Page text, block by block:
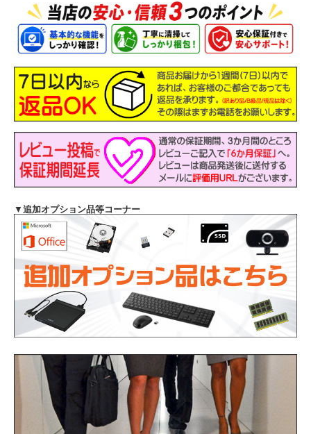
主なスペック
機種 NEC VersaPro タイプVE VKL21/E【訳】
液晶 15.6インチ HD 解像度1366x768
OS Windows11-Pro 64Bit
CPU
Intel Core i3-8145U プロセッサー 周波数
2.10GHz(第8世代)
メモリ 8GB（8192MB）
ストレージ SSD256GB
光学ドライブ DVDドライブ
WEBカメラ 内蔵
通信機能 有線LAN、無線LAN、Bluetooth
インタフェース USB3.0、RJ45、HDMI
▼ 追加オプション品等コーナー